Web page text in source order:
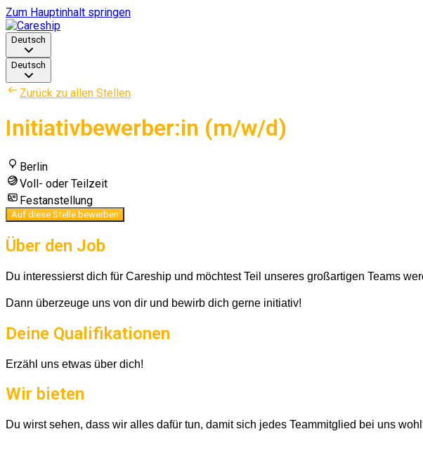
Zum Hauptinhalt springen
Deutsch
Deutsch
Zurück zu allen Stellen
Initiativbewerber:in (m/w/d)
Berlin
Voll- oder Teilzeit
Festanstellung
Auf diese Stelle bewerben
Über den Job
Du interessierst dich für Careship und möchtest Teil unseres großartigen Teams
Dann überzeuge uns von dir und bewirb dich gerne initiativ!
Deine Qualifikationen
Erzähl uns etwas über dich!
Wir bieten
Du wirst sehen, dass wir alles dafür tun, damit sich jedes Teammitglied bei uns